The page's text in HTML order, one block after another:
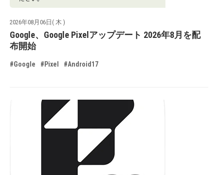
2026年08月06日( 木 )
Google、Google Pixelアップデート 2026年8月を配
布開始
#Google #Pixel #Android17